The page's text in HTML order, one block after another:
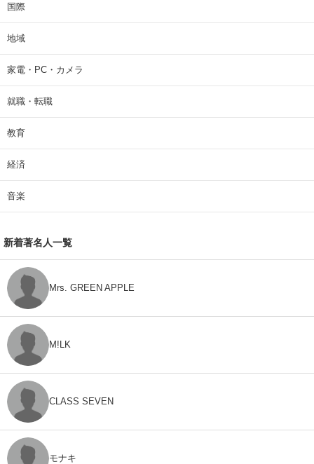
国際
地域
家電・PC・カメラ
就職・転職
教育
経済
音楽
新着著名人一覧
Mrs. GREEN APPLE
M!LK
CLASS SEVEN
モナキ